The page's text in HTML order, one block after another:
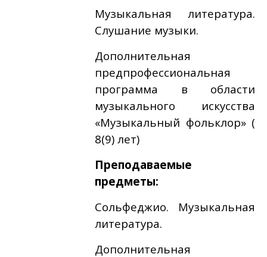
Музыкальная литература.
Слушание музыки.
Дополнительная
предпрофессиональная
программа в области
музыкального искусства
«Музыкальный фольклор» (
8(9) лет)
Преподаваемые
предметы:
Сольфеджио. Музыкальная
литература.
Дополнительная